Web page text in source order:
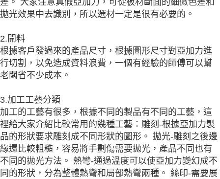
差。 大家注意真假亞加力，可從板材斷面的細微色差和
拋光效果中去識別，所以選材一定是很有必要的。
2.開料
根據客戶發過來的產品尺寸，根據圖形尺寸對亞加力進
行切割，以免造成資料浪費，一個有經驗的師傅可以幫
老闆省不少成本。
3.加工工藝分類
加工的工藝有很多，根據不同的製品有不同的工藝，這
裡給大家介紹比較常用的幾種工藝：雕刻-根據亞加力製
品的形狀要求雕刻成不同形狀的圖形。 拋光-雕刻之後邊
緣還比較粗糙，容易將手劃傷需要拋光，產品不同也有
不同的拋光方法。 熱彎-通過溫度可以使亞加力變幻成不
同的形狀，分為整體熱彎和局部熱彎兩種。 絲印-需要展